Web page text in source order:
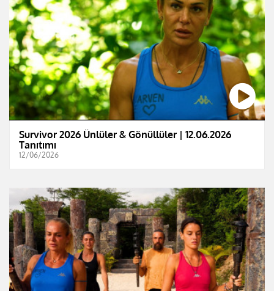
Survivor 2026 Ünlüler & Gönüllüler | 12.06.2026
Tanıtımı
12/06/2026